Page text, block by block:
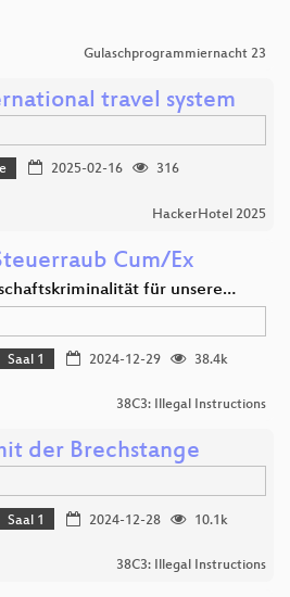
Gulaschprogrammiernacht 23
travel system
2025-02-16
316
HackerHotel 2025
Cum/Ex
für unsere…
Saal 1 2024-12-29
38.4k
38C3: Illegal Instructions
der Brechstange
Saal 1 2024-12-28
10.1k
38C3: Illegal Instructions